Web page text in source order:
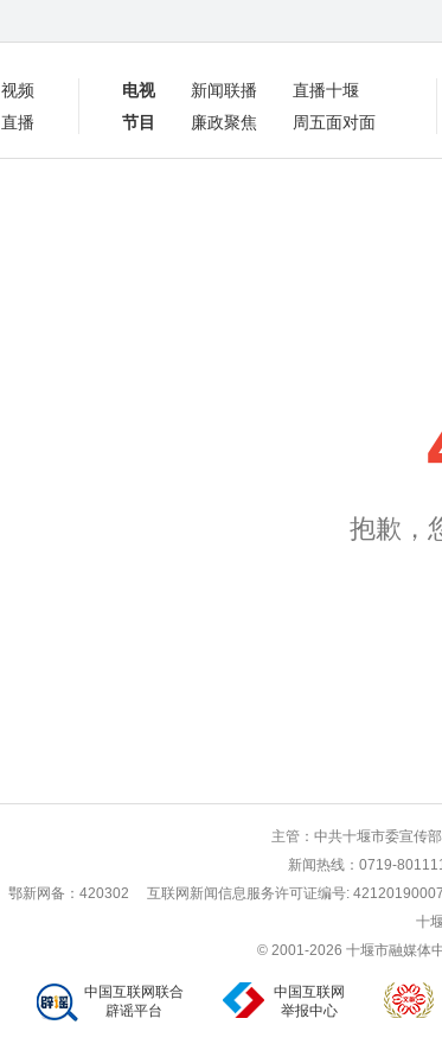
视频
直播
电视 新闻联播
直播十堰
节目
廉政聚焦 周五面对面
抱歉，
主管：中共十堰市委宣传
新闻热线：0719-
鄂新网备：420302 互联网新闻信息服务许可证编号: 42120190007
十
© 2001-2026 十堰市融媒体
中国互联网联合
辟谣平台
中国互联网
举报中心